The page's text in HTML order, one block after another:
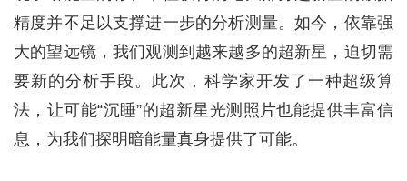
精度并不足以支撑进一步的分析测量。如今，依靠强
大的望远镜，我们观测到越来越多的超新星，迫切需
要新的分析手段。此次，科学家开发了一种超级算
法，让可能“沉睡”的超新星光测照片也能提供丰富信
息，为我们探明暗能量真身提供了可能。